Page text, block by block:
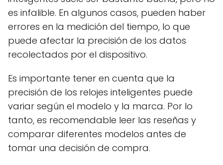
es infalible. En algunos casos, pueden haber
errores en la medición del tiempo, lo que
puede afectar la precisión de los datos
recolectados por el dispositivo.
Es importante tener en cuenta que la
precisión de los relojes inteligentes puede
variar según el modelo y la marca. Por lo
tanto, es recomendable leer las reseñas y
comparar diferentes modelos antes de
tomar una decisión de compra.